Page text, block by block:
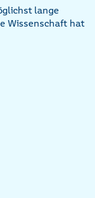
lange
Wissenschaft hat